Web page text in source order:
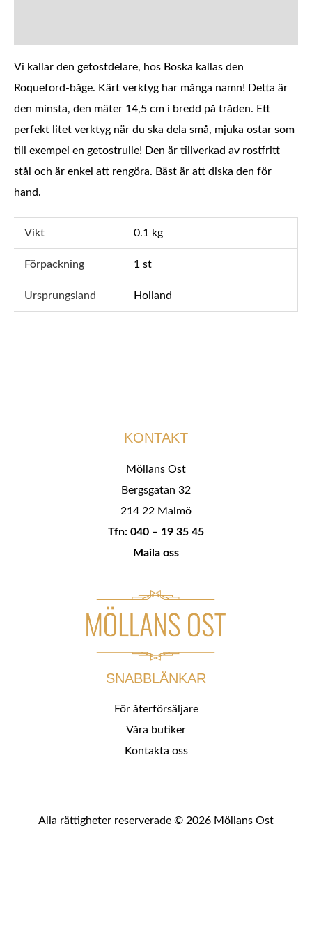
Vi kallar den getostdelare, hos Boska kallas den
Roqueford-båge. Kärt verktyg har många namn! Detta är
den minsta, den mäter 14,5 cm i bredd på tråden. Ett
perfekt litet verktyg när du ska dela små, mjuka ostar som
till exempel en getostrulle! Den är tillverkad av rostfritt
stål och är enkel att rengöra. Bäst är att diska den för
hand.
Vikt 0.1 kg
Förpackning 1 st
Ursprungsland Holland
KONTAKT
Möllans Ost
Bergsgatan 32
214 22 Malmö
Tfn: 040 – 19 35 45
Maila oss
SNABBLÄNKAR
För återförsäljare
Våra butiker
Kontakta oss
Alla rättigheter reserverade © 2026 Möllans Ost